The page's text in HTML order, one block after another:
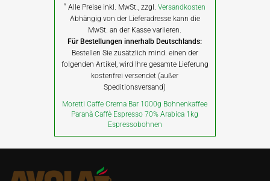
* Alle Preise inkl. MwSt., zzgl.Versandkosten
Abhängig von der Lieferadresse kann die
MwSt. an der Kasse variieren.
Für Bestellungen innerhalb Deutschlands:
Bestellen Sie zusätzlich mind. einen der
folgenden Artikel, wird Ihre gesamte Lieferung
kostenfrei versendet (außer
Speditionsversand)
Moretti Caffe Crema Bar 1000g Bohnenkaffee
Paranà Caffè Espresso 70% Arabica 1kg
Espressobohnen